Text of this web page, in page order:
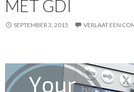
MET GDI
SEPTEMBER 3, 2015 VERLAAT EEN